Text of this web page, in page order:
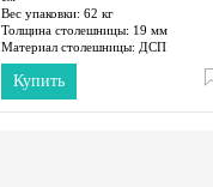
Вес упаковки: 62 кг
Толщина столешницы: 19 мм
Материал столешницы: ДСП
Антибликовое покрытие:
Складная модель:
Комплектация:
мячей
Купить